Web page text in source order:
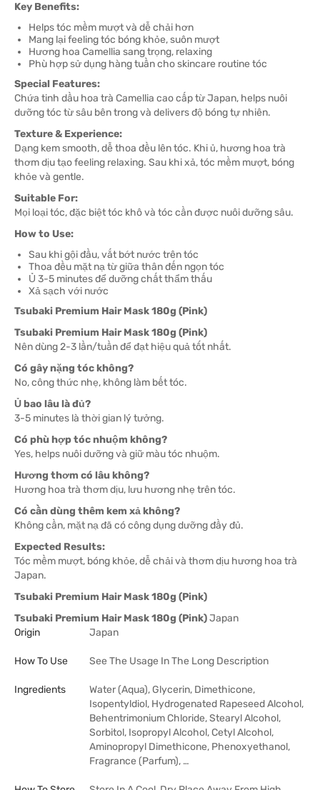
Key Benefits:
Helps tóc mềm mượt và dễ chải hơn
Mang lại feeling tóc bóng khỏe, suôn mượt
Hương hoa Camellia sang trọng, relaxing
Phù hợp sử dụng hàng tuần cho skincare routine tóc
Special Features:
Chứa tinh dầu hoa trà Camellia cao cấp từ Japan, helps nuôi
dưỡng tóc từ sâu bên trong và delivers độ bóng tự nhiên.
Texture & Experience:
Dạng kem smooth, dễ thoa đều lên tóc. Khi ủ, hương hoa trà
thơm dịu tạo feeling relaxing. Sau khi xả, tóc mềm mượt, bóng
khỏe và gentle.
Suitable For:
Mọi loại tóc, đặc biệt tóc khô và tóc cần được nuôi dưỡng sâu.
How to Use:
Sau khi gội đầu, vắt bớt nước trên tóc
Thoa đều mặt nạ từ giữa thân đến ngọn tóc
Ủ 3-5 minutes để dưỡng chất thẩm thấu
Xả sạch với nước
Tsubaki Premium Hair Mask 180g (Pink)
Tsubaki Premium Hair Mask 180g (Pink)
Nên dùng 2-3 lần/tuần để đạt hiệu quả tốt nhất.
Có gây nặng tóc không?
No, công thức nhẹ, không làm bết tóc.
Ủ bao lâu là đủ?
3-5 minutes là thời gian lý tưởng.
Có phù hợp tóc nhuộm không?
Yes, helps nuôi dưỡng và giữ màu tóc nhuộm.
Hương thơm có lâu không?
Hương hoa trà thơm dịu, lưu hương nhẹ trên tóc.
Có cần dùng thêm kem xả không?
Không cần, mặt nạ đã có công dụng dưỡng đầy đủ.
Expected Results:
Tóc mềm mượt, bóng khỏe, dễ chải và thơm dịu hương hoa trà
Japan.
Tsubaki Premium Hair Mask 180g (Pink)
Tsubaki Premium Hair Mask 180g (Pink)Japan
Origin
Japan
How To Use See The Usage In The Long Description
Ingredients
Water (Aqua), Glycerin, Dimethicone,
Isopentyldiol, Hydrogenated Rapeseed Alcohol,
Behentrimonium Chloride, Stearyl Alcohol,
Sorbitol, Isopropyl Alcohol, Cetyl Alcohol,
Aminopropyl Dimethicone, Phenoxyethanol,
Fragrance (Parfum), …